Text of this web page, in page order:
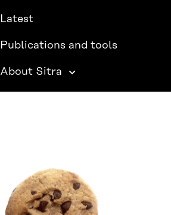
Latest
Publications and tools
About Sitra